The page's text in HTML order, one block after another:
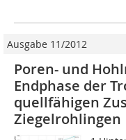
Ausgabe 11/2012
Poren- und
Endphase der
quellfähigen
Ziegelrohlingen